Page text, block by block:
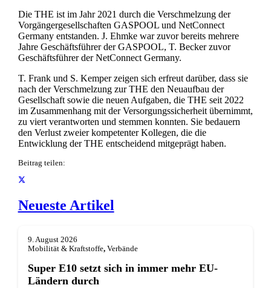
Die THE ist im Jahr 2021 durch die Verschmelzung der
Vorgängergesellschaften GASPOOL und NetConnect
Germany entstanden. J. Ehmke war zuvor bereits mehrere
Jahre Geschäftsführer der GASPOOL, T. Becker zuvor
Geschäftsführer der NetConnect Germany.
T. Frank und S. Kemper zeigen sich erfreut darüber, dass sie
nach der Verschmelzung zur THE den Neuaufbau der
Gesellschaft sowie die neuen Aufgaben, die THE seit 2022
im Zusammenhang mit der Versorgungssicherheit übernimmt,
zu viert verantworten und stemmen konnten. Sie bedauern
den Verlust zweier kompetenter Kollegen, die die
Entwicklung der THE entscheidend mitgeprägt haben.
Beitrag teilen:
Neueste Artikel
9. August 2026
Mobilität & Kraftstoffe, Verbände
Super E10 setzt sich in immer mehr EU-
Ländern durch